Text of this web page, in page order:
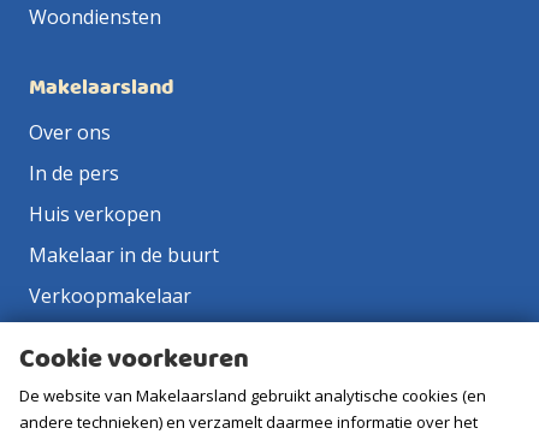
Woondiensten
Makelaarsland
Over ons
In de pers
Huis verkopen
Makelaar in de buurt
Verkoopmakelaar
Vacatures
Cookie voorkeuren
De website van Makelaarsland gebruikt analytische cookies (en
andere technieken) en verzamelt daarmee informatie over het